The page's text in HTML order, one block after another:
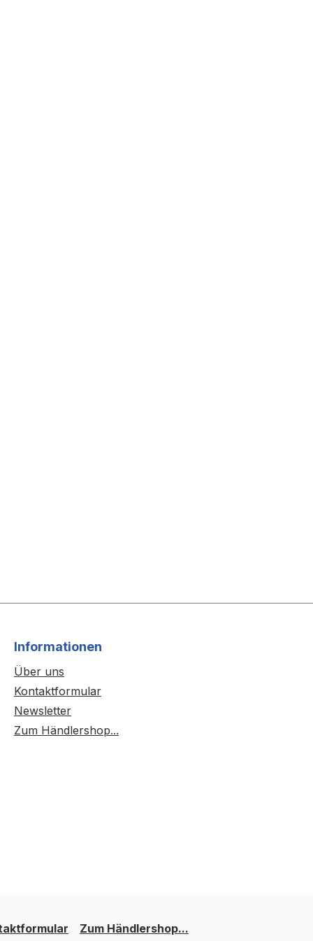
Informationen
Über uns
Kontaktformular
Newsletter
Zum Händlershop...
Zum Händlershop...